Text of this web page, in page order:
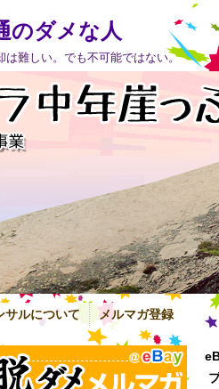
のダメな人
は難しい。でも不可能ではない。
サルについて メルマガ登録